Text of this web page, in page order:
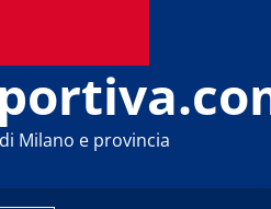
Milano e provincia